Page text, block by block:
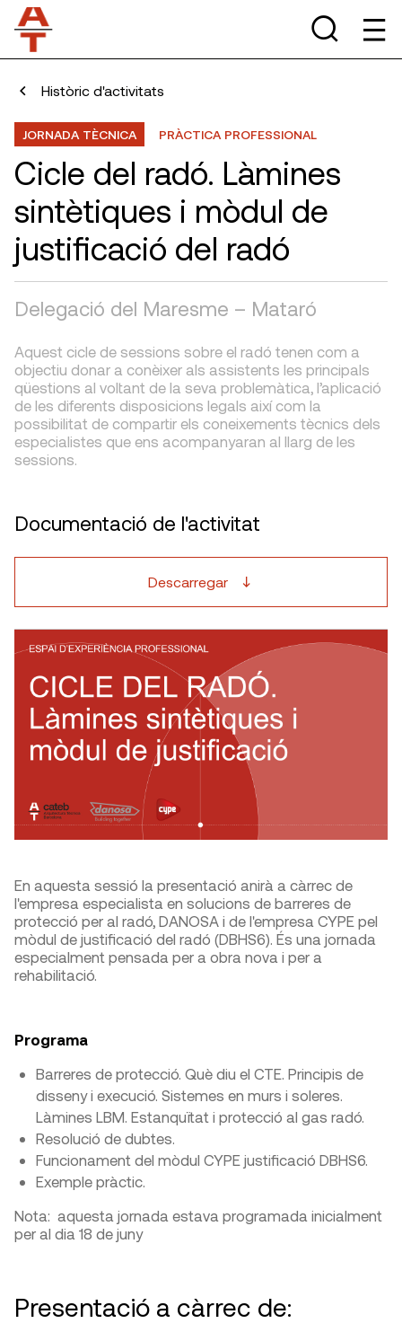
Històric d'activitats
JORNADA TÈCNICA PRÀCTICA PROFESSIONAL
Cicle del radó. Làmines
sintètiques i mòdul de
justificació del radó
Delegació del Maresme – Mataró
Aquest cicle de sessions sobre el radó tenen com a
objectiu donar a conèixer als assistents les principals
qüestions al voltant de la seva problemàtica, l’aplicació
de les diferents disposicions legals així com la
possibilitat de compartir els coneixements tècnics dels
especialistes que ens acompanyaran al llarg de les
sessions.
Documentació de l'activitat
Descarregar
En aquesta sessió la presentació anirà a càrrec de
l'empresa especialista en solucions de barreres de
protecció per al radó, DANOSA i de l'empresa CYPE pel
mòdul de justificació del radó (DBHS6). És una jornada
especialment pensada per a obra nova i per a
rehabilitació.
Programa
Barreres de protecció. Què diu el CTE. Principis de
disseny i execució. Sistemes en murs i soleres.
Làmines LBM. Estanquïtat i protecció al gas radó.
Resolució de dubtes.
Funcionament del mòdul CYPE justificació DBHS6.
Exemple pràctic.
Nota: aquesta jornada estava programada inicialment
per al dia 18 de juny
Presentació a càrrec de: